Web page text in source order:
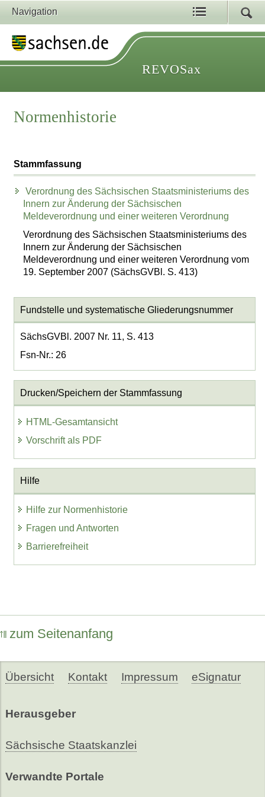
Navigation
REVOSax
Normenhistorie
Stammfassung
Verordnung des Sächsischen Staatsministeriums des
Innern zur Änderung der Sächsischen
Meldeverordnung und einer weiteren Verordnung
Verordnung des Sächsischen Staatsministeriums des
Innern zur Änderung der Sächsischen
Meldeverordnung und einer weiteren Verordnung vom
19. September 2007 (SächsGVBl. S. 413)
Fundstelle und systematische Gliederungsnummer
SächsGVBl. 2007 Nr. 11, S. 413
Fsn-Nr.: 26
Drucken/Speichern der Stammfassung
HTML-Gesamtansicht
Vorschrift als PDF
Hilfe
Hilfe zur Normenhistorie
Fragen und Antworten
Barrierefreiheit
zum Seitenanfang
Übersicht Kontakt Impressum eSignatur
Herausgeber
Sächsische Staatskanzlei
Verwandte Portale